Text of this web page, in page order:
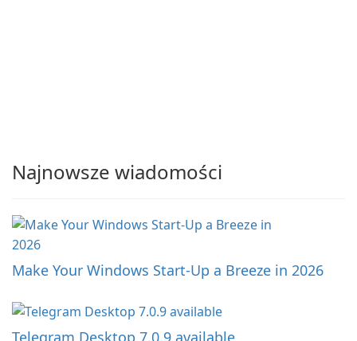
Najnowsze wiadomości
Make Your Windows Start-Up a Breeze in 2026